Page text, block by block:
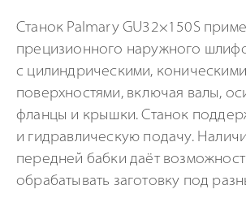
Станок Palmary GU32×150S
прецизионного наружного
с цилиндрическими,
поверхностями, включая валы,
фланцы и крышки. Станок
и гидравлическую подачу.
передней бабки даёт
обрабатывать заготовку под